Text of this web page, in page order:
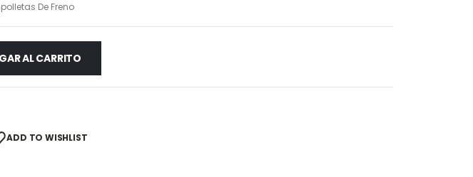
De Freno
AL CARRITO
ADD TO WISHLIST